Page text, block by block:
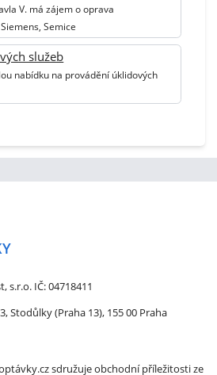
V. má zájem o oprava
Semice
služeb
nabídku na provádění úklidových
s.r.o. IČ: 04718411
Stodůlky (Praha 13), 155 00 Praha
sdružuje obchodní příležitosti ze